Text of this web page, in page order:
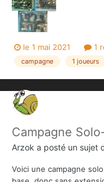
Accrochez vous bien !...
le 1 mai 2021 1
campagne 1 joueurs
Campagne
Arzok a posté un sujet
Voici une campagne